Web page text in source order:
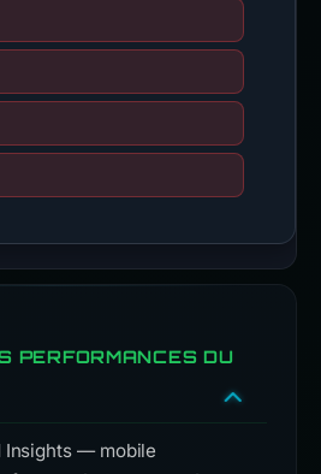
PERFORMANCES DU
Insights — mobile